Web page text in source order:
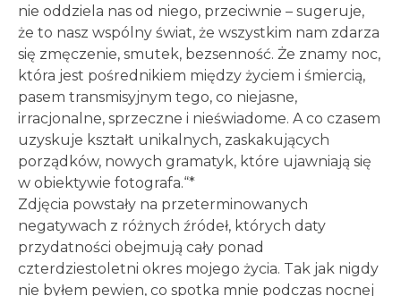
nie oddziela nas od niego, przeciwnie – sugeruje,
że to nasz wspólny świat, że wszystkim nam zdarza
się zmęczenie, smutek, bezsenność. Że znamy noc,
która jest pośrednikiem między życiem i śmiercią,
pasem transmisyjnym tego, co niejasne,
irracjonalne, sprzeczne i nieświadome. A co czasem
uzyskuje kształt unikalnych, zaskakujących
porządków, nowych gramatyk, które ujawniają się
w obiektywie fotografa.“*
Zdjęcia powstały na przeterminowanych
negatywach z różnych źródeł, których daty
przydatności obejmują cały ponad
czterdziestoletni okres mojego życia. Tak jak nigdy
nie byłem pewien, co spotka mnie podczas nocnej